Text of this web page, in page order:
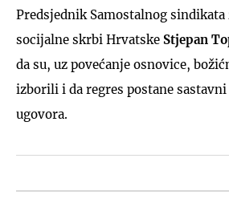
Predsjednik Samostalnog
socijalne skrbi Hrvatske Stjepan
da su, uz povećanje osnovice,
izborili i da regres postane
ugovora.